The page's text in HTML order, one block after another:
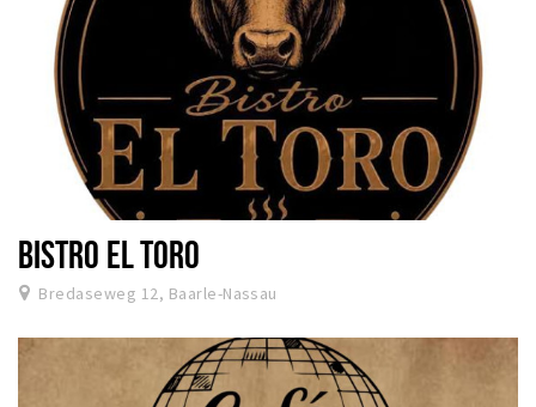
BISTRO EL TORO
Bredaseweg 12, Baarle-Nassau